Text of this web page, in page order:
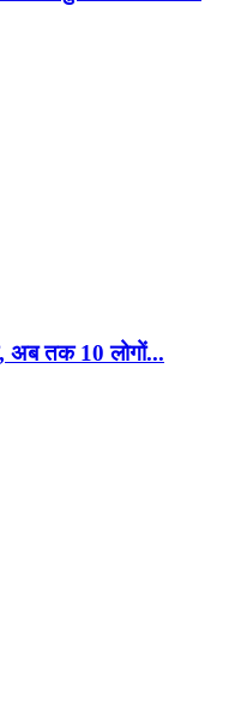
अब तक 10 लोगों...